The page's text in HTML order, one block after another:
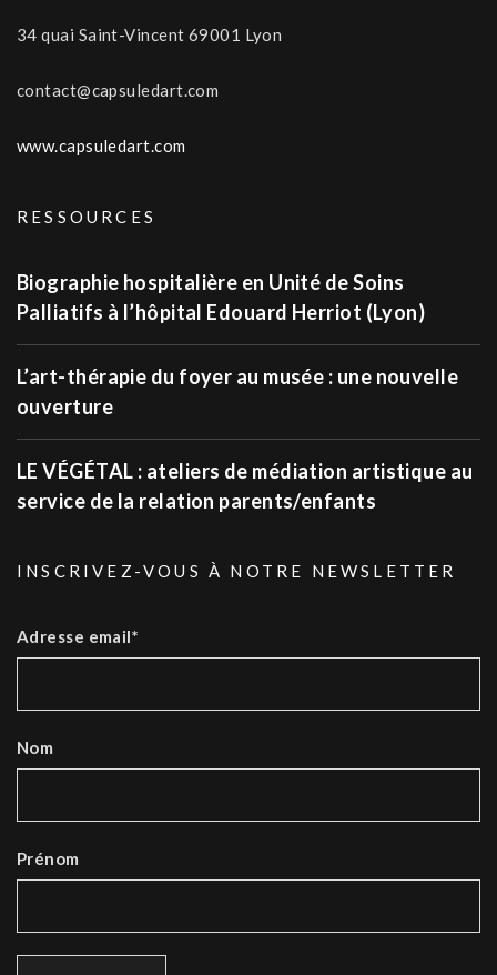
34 quai Saint-Vincent 69001 Lyon
contact@capsuledart.com
www.capsuledart.com
RESSOURCES
Biographie hospitalière en Unité de Soins
Palliatifs à l’hôpital Edouard Herriot (Lyon)
L’art-thérapie du foyer au musée : une nouvelle
ouverture
LE VÉGÉTAL : ateliers de médiation artistique au
service de la relation parents/enfants
INSCRIVEZ-VOUS À NOTRE NEWSLETTER
Adresse email*
Nom
Prénom